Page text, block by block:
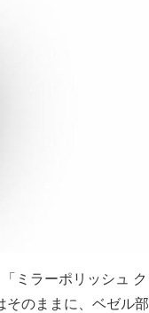
ミラーポリッシュ ク
そのままに、ベゼル部